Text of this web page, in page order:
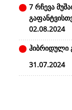
7 რჩევა
02.08.2024
ჰიბრიდული
31.07.2024